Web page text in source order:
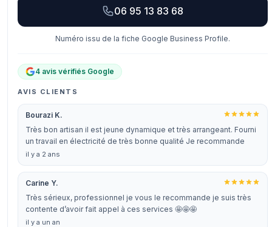
06 95 13 83 68
Numéro issu de la fiche Google Business Profile.
4 avis vérifiés Google
AVIS CLIENTS
Bourazi K.
Très bon artisan il est jeune dynamique et très arrangeant. Fourni
un travail en électricité de très bonne qualité Je recommande
il y a 2 ans
Carine Y.
Très sérieux, professionnel je vous le recommande je suis très
contente d’avoir fait appel à ces services 🤩🤩🤩
il y a un an